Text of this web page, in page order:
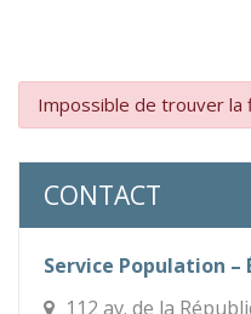
Impossible de trouver la
CONTACT
Service Population –
112 av. de la